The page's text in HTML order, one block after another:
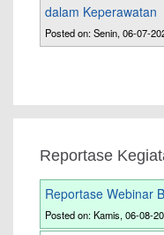
dalam Keperawatan
Posted on: Senin, 06-07-
Reportase
Reportase Webinar
Posted on: Kamis, 06-08-